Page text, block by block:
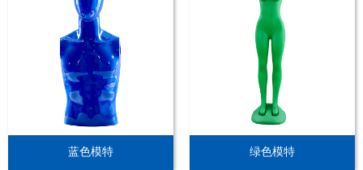
蓝色模特 绿色模特